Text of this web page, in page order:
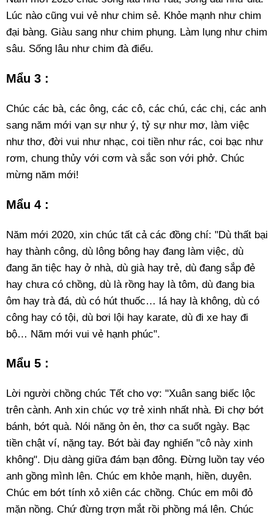
Lúc nào cũng vui vẻ như chim sẻ. Khỏe mạnh như chim
đại bàng. Giàu sang như chim phụng. Làm lụng như chim
sâu. Sống lâu như chim đà điểu.
Mẩu 3 :
Chúc các bà, các ông, các cô, các chú, các chị, các anh
sang năm mới vạn sự như ý, tỷ sự như mơ, làm việc
như thơ, đời vui như nhạc, coi tiền như rác, coi bạc như
rơm, chung thủy với cơm và sắc son với phở. Chúc
mừng năm mới!
Mẩu 4 :
Năm mới 2020, xin chúc tất cả các đồng chí: "Dù thất bại
hay thành công, dù lông bông hay đang làm việc, dù
đang ăn tiệc hay ở nhà, dù già hay trẻ, dù đang sắp đẻ
hay chưa có chồng, dù là rồng hay là tôm, dù đang bia
ôm hay trà đá, dù có hút thuốc… lá hay là không, dù có
công hay có tội, dù bơi lội hay karate, dù đi xe hay đi
bộ… Năm mới vui vẻ hạnh phúc".
Mẩu 5 :
Lời người chồng chúc Tết cho vợ: "Xuân sang biếc lộc
trên cành. Anh xin chúc vợ trẻ xinh nhất nhà. Đi chợ bớt
bánh, bớt quà. Nói năng ỏn ẻn, thơ ca suốt ngày. Bạc
tiền chật ví, nặng tay. Bớt bài đay nghiến "cô này xinh
không". Dịu dàng giữa đám bạn đông. Đừng luồn tay véo
anh gồng mình lên. Chúc em khỏe mạnh, hiền, duyên.
Chúc em bớt tính xỏ xiên các chồng. Chúc em môi đỏ
mặn nồng. Chứ đừng trợn mắt rồi phồng má lên. Chúc